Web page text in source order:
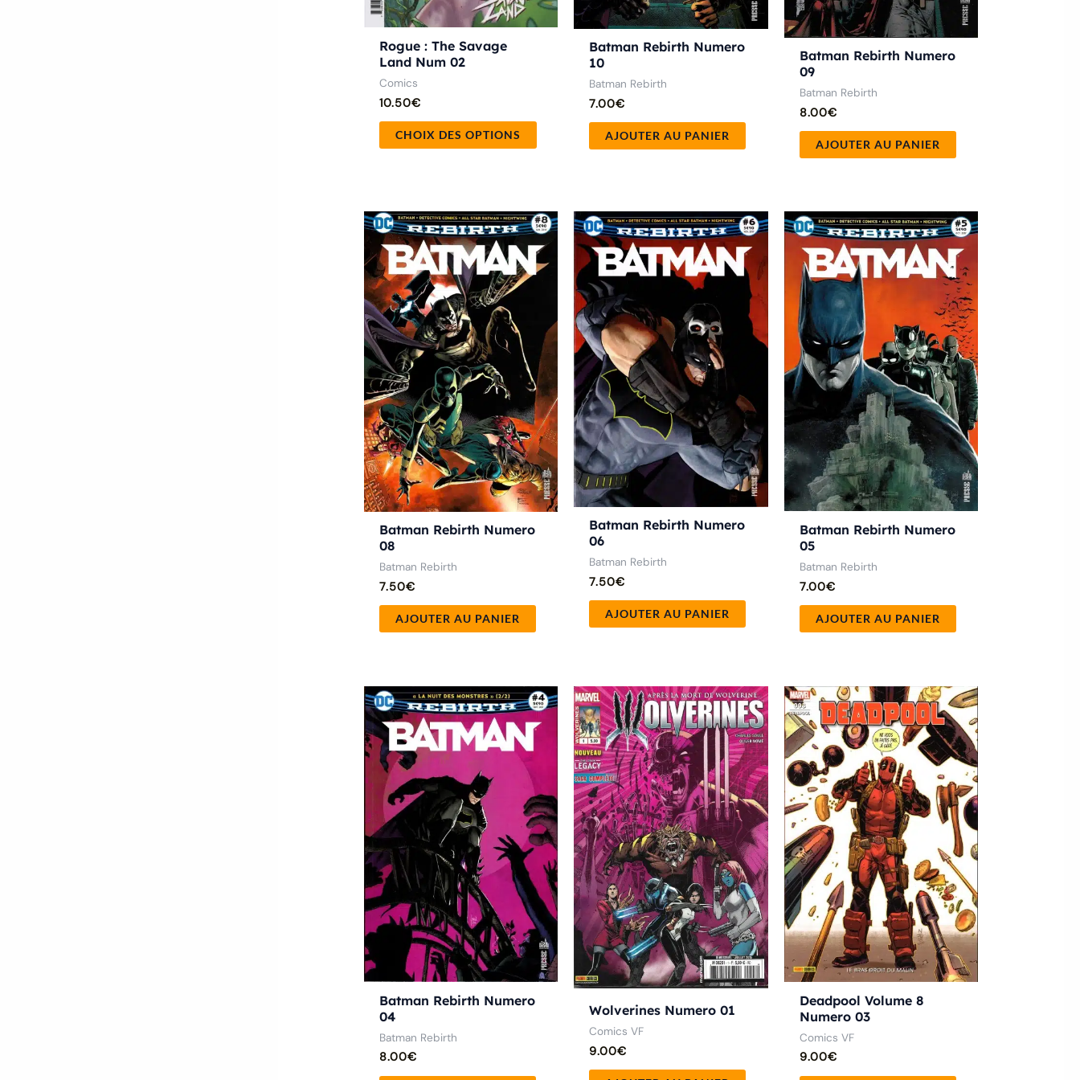
Rogue : The Savage
Land Num 02
Comics
10.50€
CHOIX DES OPTIONS
page
Batman Rebirth Numero
10
Batman Rebirth
7.00€
AJOUTER AU PANIER
Batman Rebirth Numero
09
Batman Rebirth
8.00€
AJOUTER AU PANIER
Batman Rebirth Numero
08
Batman Rebirth
7.50€
AJOUTER AU PANIER
Batman Rebirth Numero
06
Batman Rebirth
7.50€
AJOUTER AU PANIER
Batman Rebirth Numero
05
Batman Rebirth
7.00€
AJOUTER AU PANIER
Batman Rebirth Numero
04
Batman Rebirth
8.00€
Wolverines Numero 01
Comics VF
9.00€
Deadpool Volume 8
Numero 03
Comics VF
9.00€